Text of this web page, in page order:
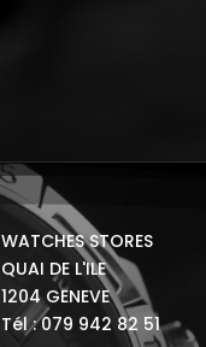
WATCHES STORES
QUAI DE L'ILE
1204 GENEVE
Tél : 079 942 82 51